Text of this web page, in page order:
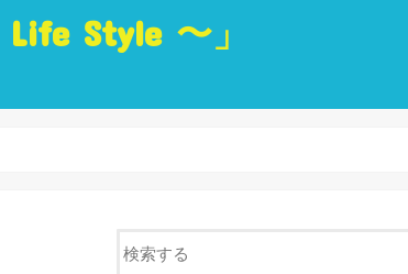
Style 〜」